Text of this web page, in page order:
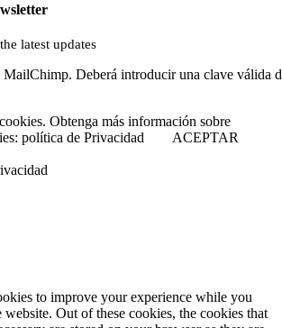
latest updates
MailChimp. Deberá introducir una clave válida
Obtenga más información sobre
política de Privacidad
ACEPTAR
to improve your experience while you
Out of these cookies, the cookies that